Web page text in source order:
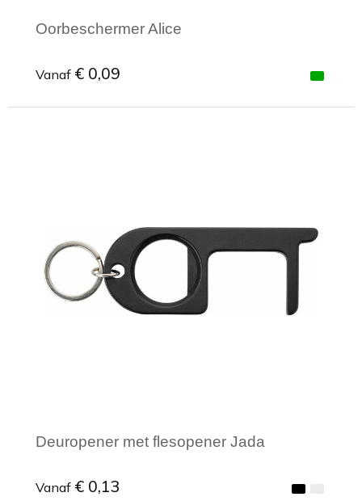
Oorbeschermer Alice
Vanaf € 0,09
Deuropener met flesopener Jada
Vanaf € 0,13